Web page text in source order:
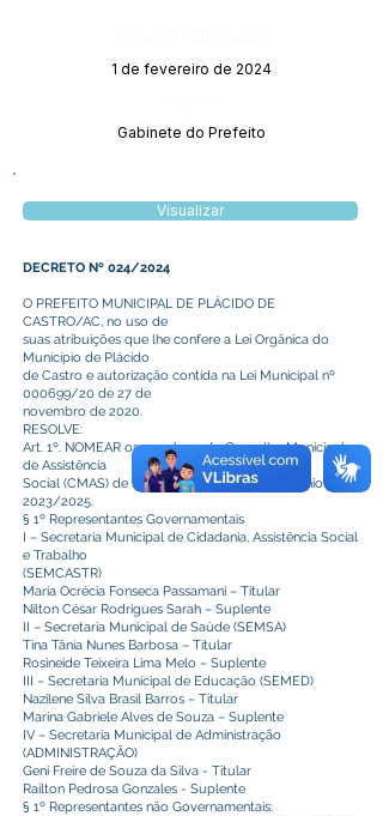
1 de fevereiro de 2024
Gabinete do Prefeito
Visualizar
DECRETO Nº 024/2024
O PREFEITO MUNICIPAL DE PLÁCIDO DE
CASTRO/AC, no uso de
suas atribuições que lhe confere a Lei Orgânica do
Município de Plácido
de Castro e autorização contida na Lei Municipal nº
000699/20 de 27 de
novembro de 2020.
RESOLVE:
Art. 1º. NOMEAR os membros do Conselho Municipal
de Assistência
Social (CMAS) de Plácido de Castro para o biênio de
2023/2025.
§ 1º Representantes Governamentais
I – Secretaria Municipal de Cidadania, Assistência Social
e Trabalho
(SEMCASTR)
Maria Ocrécia Fonseca Passamani – Titular
Nilton César Rodrigues Sarah – Suplente
II – Secretaria Municipal de Saúde (SEMSA)
Tina Tânia Nunes Barbosa – Titular
Rosineide Teixeira Lima Melo – Suplente
III – Secretaria Municipal de Educação (SEMED)
Nazilene Silva Brasil Barros – Titular
Marina Gabriele Alves de Souza – Suplente
IV – Secretaria Municipal de Administração
(ADMINISTRAÇÃO)
Geni Freire de Souza da Silva - Titular
Railton Pedrosa Gonzales - Suplente
§ 1º Representantes não Governamentais: